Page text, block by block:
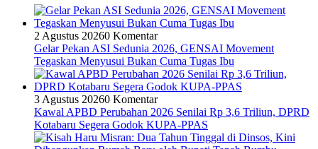
2 Agustus 20260 Komentar
Gelar Pekan ASI Sedunia 2026, GENSAI Movement
Tegaskan Menyusui Bukan Cuma Tugas Ibu
3 Agustus 20260 Komentar
Kawal APBD Perubahan 2026 Senilai Rp 3,6 Triliun, DPRD
Kotabaru Segera Godok KUPA-PPAS